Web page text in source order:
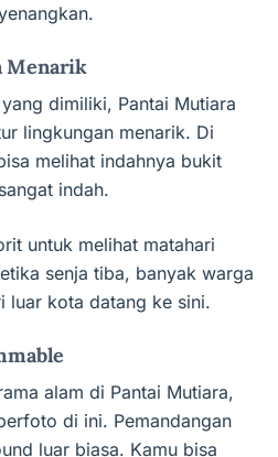
Menarik
dimiliki, Pantai Mutiara
lingkungan menarik. Di
melihat indahnya bukit
indah.
untuk melihat matahari
senja tiba, banyak warga
luar kota datang ke sini.
alam di Pantai Mutiara,
di ini. Pemandangan
luar biasa. Kamu bisa